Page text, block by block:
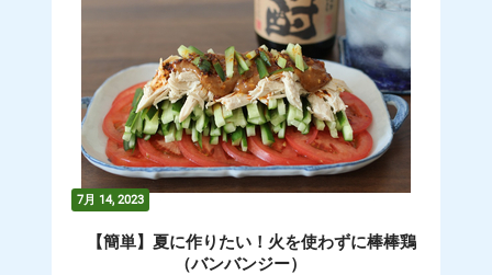
7月 14, 2023
【簡単】夏に作りたい！火を使わずに棒棒鶏
（バンバンジー）